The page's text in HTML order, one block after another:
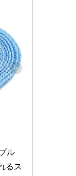
ル
るス